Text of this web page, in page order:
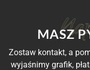
MASZ
Zostaw kontakt, a
wyjaśnimy grafik,